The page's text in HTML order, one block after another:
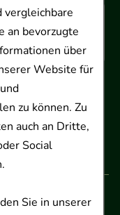
vergleichbare
an bevorzugte
über
Website für
zu können. Zu
auch an Dritte,
Social
Sie in unserer